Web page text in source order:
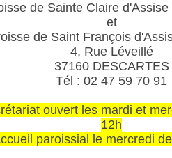
de Sainte Claire
et
de Saint François
4, Rue Léveillé
37160 DESCARTES
Tél : 02 47 59 70 91
ouvert les mardi et
12h
paroissial le mercredi